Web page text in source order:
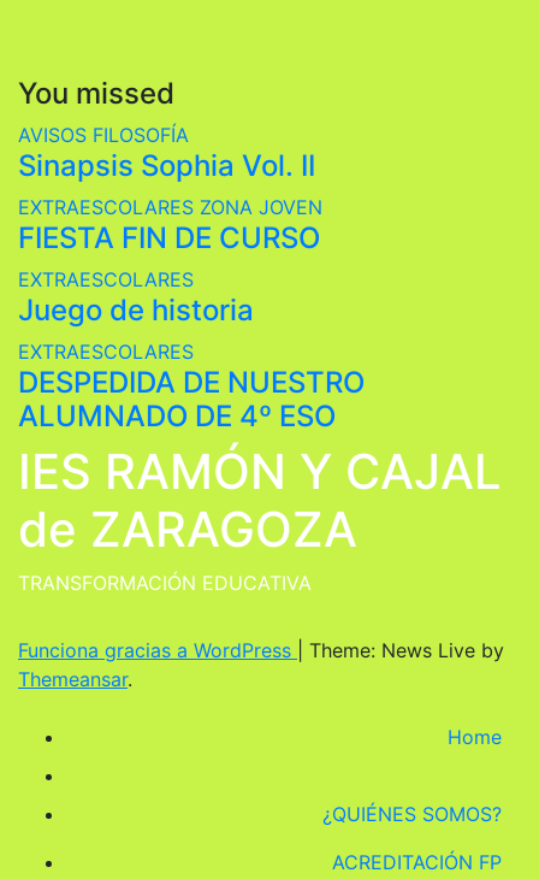
You missed
AVISOS FILOSOFÍA
Sinapsis Sophia Vol. II
EXTRAESCOLARES ZONA JOVEN
FIESTA FIN DE CURSO
EXTRAESCOLARES
Juego de historia
EXTRAESCOLARES
DESPEDIDA DE NUESTRO
ALUMNADO DE 4º ESO
IES RAMÓN Y CAJAL
de ZARAGOZA
TRANSFORMACIÓN EDUCATIVA
Funciona gracias a WordPress
Theme: News Live by
Themeansar.
Home
¿QUIÉNES SOMOS?
ACREDITACIÓN FP